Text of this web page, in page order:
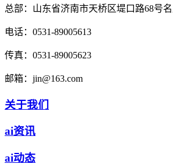
总部： 山东省济南市天桥区堤口路68号
电话： 0531-89005613
传真： 0531-89005623
邮箱： jin@163.com
关于我们
ai资讯
ai动态